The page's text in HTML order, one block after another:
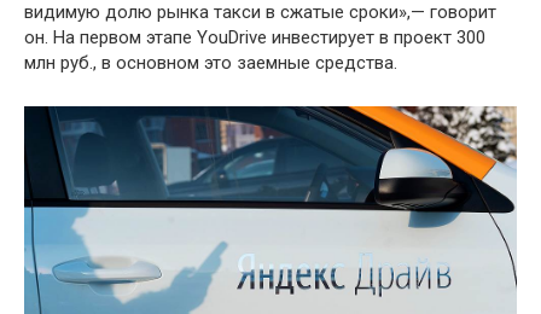
видимую долю рынка такси в сжатые сроки»,— говорит
он. На первом этапе YouDrive инвестирует в проект 300
млн руб., в основном это заемные средства.